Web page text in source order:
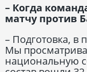
– Когда
матчу против
– Подготовка, в
Мы
национальную